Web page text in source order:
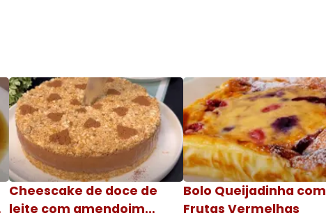
Cheescake de doce de
leite com amendoim
Bolo Queijadinha com
Frutas Vermelhas